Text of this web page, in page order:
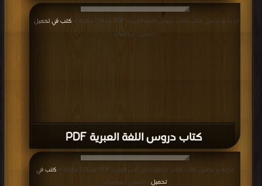
كتاب دروس اللغة العبرية PDF
قراءة و تحميل كتاب كتاب دروس اللغة العبرية PDF مجانا | مكتبة > كتب في تحميل
التحميل : مرة/مرات
قراءة و تحميل كتاب كتاب مختارات من أدب العرب PDF مجانا | مكتبة >
كتب في
تحميل
| التحميل : مرة/مرات